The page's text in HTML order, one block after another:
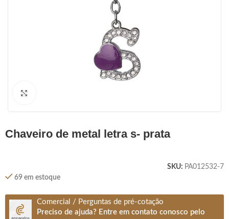
chaveiro de metal letra s- prata
SKU: PA012532-7
69 em estoque
Comercial / Perguntas de pré-cotação
Preciso de ajuda? Entre em contato conosco pelo